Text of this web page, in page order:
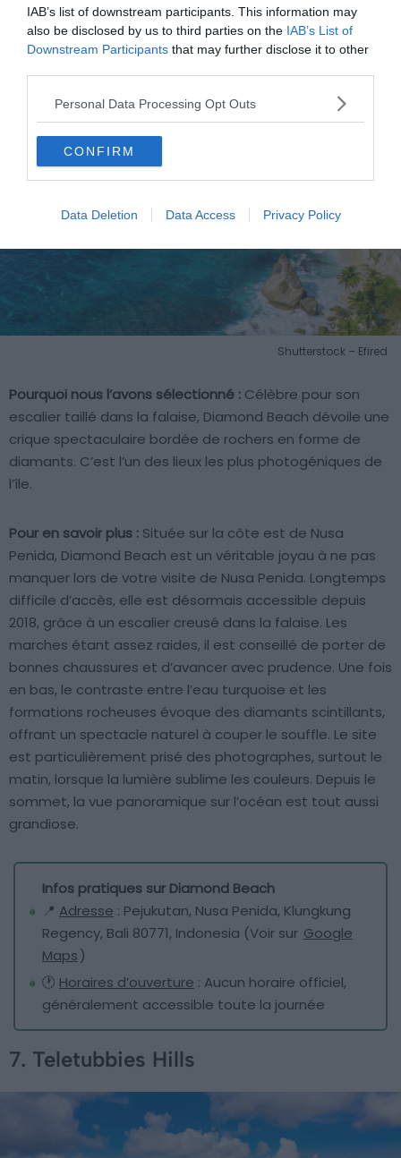
IAB’s list of downstream participants. This information may
also be disclosed by us to third parties on the IAB’s List of
Downstream Participants that may further disclose it to other
Personal Data Processing Opt Outs
CONFIRM
Data Deletion Data Access Privacy Policy
6. Diamond Beach
Shutterstock – Efired
Pourquoi nous l’avons sélectionné : Célèbre pour son
escalier taillé dans la falaise, Diamond Beach dévoile une
crique spectaculaire bordée de rochers en forme de
diamants. C’est l’un des lieux les plus photogéniques de
l’île.
Pour en savoir plus : Située sur la côte est de Nusa
Penida, Diamond Beach est un véritable joyau à ne pas
manquer lors de votre visite de Nusa Penida. Longtemps
difficile d’accès, elle est désormais accessible depuis
2018, grâce à un escalier creusé dans la falaise. Les
marches étant assez raides, il est conseillé de porter de
bonnes chaussures et d’avancer avec prudence. Une fois
en bas, le contraste entre l’eau turquoise et les
formations rocheuses évoque des diamants scintillants,
offrant un spectacle naturel à couper le souffle. Le site
est particulièrement prisé des photographes, surtout le
matin, lorsque la lumière sublime les couleurs. Depuis le
sommet, la vue panoramique sur l’océan est tout aussi
grandiose.
Infos pratiques sur Diamond Beach
📍 Adresse : Pejukutan, Nusa Penida, Klungkung
Regency, Bali 80771, Indonesia (Voir sur Google
Maps)
🕐 Horaires d’ouverture : Aucun horaire officiel,
généralement accessible toute la journée
7. Teletubbies Hills